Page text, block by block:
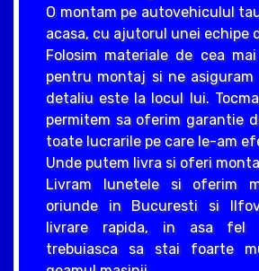
O montam pe autovehiculul
acasa, cu ajutorul unei echipe
Folosim materiale de cea
pentru montaj si ne asiguram
detaliu este la locul lui.
permitem sa oferim garantie
toate lucrarile pe care le-am
Unde putem livra si oferi
Livram lunetele si oferim
oriunde in Bucuresti si
livrare rapida, in asa
trebuiasca sa stai foarte